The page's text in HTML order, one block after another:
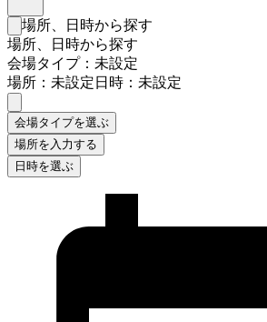
検索フォームを閉じる
場所、日時から探す
場所、日時から探す
会場タイプ：未設定
場所：未設定日時：未設定
会場タイプを選ぶ
場所を入力する
日時を選ぶ